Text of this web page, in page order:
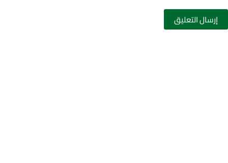
إرسال التعليق